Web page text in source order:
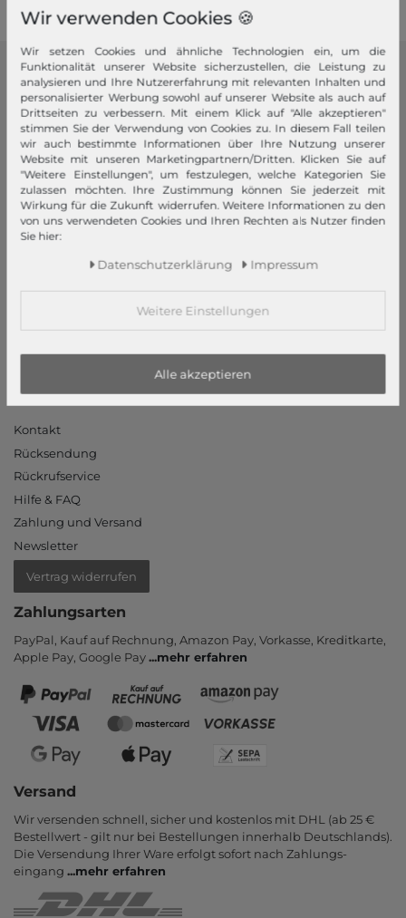
modeherz
Impressum
AGB
Widerrufsrecht
Datenschutzerklärung
Datenschutzeinstellungen
Barrierefreiheitserklärung
Informationen
Kontakt
Rücksendung
Rückrufservice
Hilfe & FAQ
Zahlung und Versand
Newsletter
Vertrag widerrufen
Zahlungsarten
PayPal, Kauf auf Rechnung, Amazon Pay, Vor­kasse, Kredit­karte,
Apple Pay, Google Pay...mehr erfahren
Versand
Wir versenden schnell, sicher und kostenlos mit DHL (ab 25 €
Bestell­wert - gilt nur bei Bestel­lungen inner­halb Deutsch­lands).
Die Ver­sendung Ihrer Ware er­folgt sofort nach Zahlungs­
eingang ...mehr erfahren
Wir verwenden Cookies 🍪
Wir setzen Cookies und ähnliche Technologien ein, um die
Funktionalität unserer Website sicherzustellen, die Leistung zu
analysieren und Ihre Nutzererfahrung mit relevanten Inhalten und
personalisierter Werbung sowohl auf unserer Website als auch auf
Drittseiten zu verbessern. Mit einem Klick auf "Alle akzeptieren"
stimmen Sie der Verwendung von Cookies zu. In diesem Fall teilen
wir auch bestimmte Informationen über Ihre Nutzung unserer
Website mit unseren Marketingpartnern/Dritten. Klicken Sie auf
"Weitere Einstellungen", um festzulegen, welche Kategorien Sie
zulassen möchten. Ihre Zustimmung können Sie jederzeit mit
Wirkung für die Zukunft widerrufen. Weitere Informationen zu den
von uns verwendeten Cookies und Ihren Rechten als Nutzer finden
Sie hier:
Daten­schutz­erklärung Impressum
Weitere Einstellungen
Alle akzeptieren